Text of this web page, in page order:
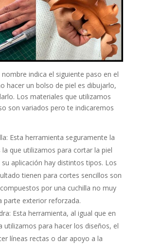
indica el siguiente paso en el
hacer un bolso de piel es dibujarlo,
Los materiales que utilizamos
son variados pero te indicaremos
Esta herramienta seguramente la
la que utilizamos para cortar la piel
su aplicación hay distintos tipos. Los
tienen para cortes sencillos son
por una cuchilla no muy
parte exterior reforzada.
Esta herramienta, al igual que en
utilizamos para hacer los diseños, el
líneas rectas o dar apoyo a la